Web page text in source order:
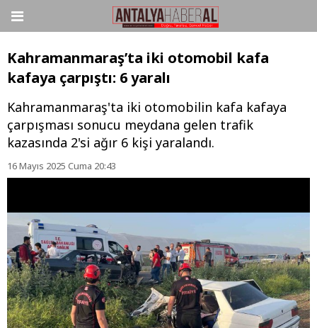
Kahramanmaraş’ta iki otomobil kafa
kafaya çarpıştı: 6 yaralı
Kahramanmaraş'ta iki otomobilin kafa kafaya
çarpışması sonucu meydana gelen trafik
kazasında 2'si ağır 6 kişi yaralandı.
16 Mayıs 2025 Cuma 20:43